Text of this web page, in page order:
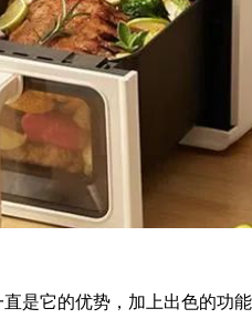
是它的优势，加上出色的功